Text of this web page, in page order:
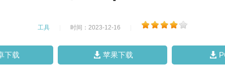
工具 时间：2023-12-16
下载 苹果下载